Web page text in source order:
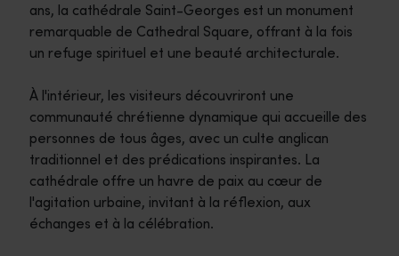
ans, la cathédrale Saint-Georges est un monument
remarquable de Cathedral Square, offrant à la fois
un refuge spirituel et une beauté architecturale.
À l'intérieur, les visiteurs découvriront une
communauté chrétienne dynamique qui accueille des
personnes de tous âges, avec un culte anglican
traditionnel et des prédications inspirantes. La
cathédrale offre un havre de paix au cœur de
l'agitation urbaine, invitant à la réflexion, aux
échanges et à la célébration.